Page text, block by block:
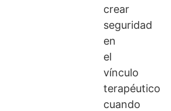
crear
seguridad
en
el
vínculo
terapéutico
cuando